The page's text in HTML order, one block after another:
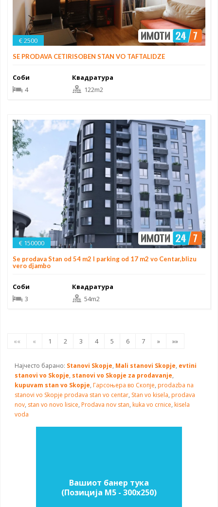
€ 2500
SE PRODAVA CETIRISOBEN STAN VO TAFTALIDZE
Соби
4
Квадратура
122m2
€ 150000
Se prodava Stan od 54 m2 I parking od 17 m2 vo Centar,blizu
vero djambo
Соби
3
Квадратура
54m2
«« « 1 2 3 4 5 6 7 » »»
Најчесто барано: Stanovi Skopje, Mali stanovi Skopje, evtini
stanovi vo Skopje, stanovi vo Skopje za prodavanje,
kupuvam stan vo Skopje, Гарсоњера во Скопје, prodazba na
stanovi vo Skopje prodava stan vo centar, Stan vo kisela, prodava
nov, stan vo novo lisice, Prodava nov stan, kuka vo crnice, kisela
voda
Вашиот банер тука
(Позиција M5 - 300х250)